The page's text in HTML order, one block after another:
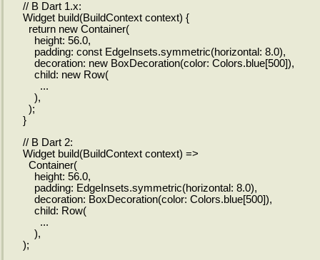
// В Dart 1.x:
Widget build(BuildContext context) {
return new Container(
height: 56.0,
padding: const EdgeInsets.symmetric(horizontal: 8.0),
decoration: new BoxDecoration(color: Colors.blue[500]),
child: new Row(
...
),
);
}
// В Dart 2:
Widget build(BuildContext context) =>
Container(
height: 56.0,
padding: EdgeInsets.symmetric(horizontal: 8.0),
decoration: BoxDecoration(color: Colors.blue[500]),
child: Row(
...
),
);